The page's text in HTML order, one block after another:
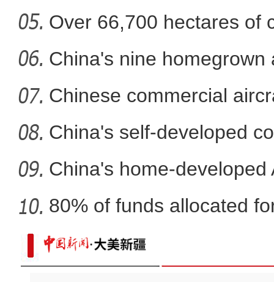
新疆兵团：朽木变工艺品
Over 66,700 hectares of
mech
China's nine homegrown
in
Chinese commercial
fli
China's self-developed
co
China's home-
80% of funds allocated